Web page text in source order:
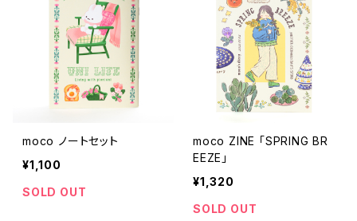
moco ノートセット
¥1,100
SOLD OUT
moco ZINE 「SPRING BR
EEZE」
¥1,320
SOLD OUT